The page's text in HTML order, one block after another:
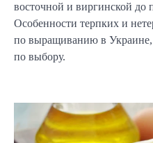
восточной и виргинской до
Особенности терпких и
по выращиванию в Украине,
по выбору.